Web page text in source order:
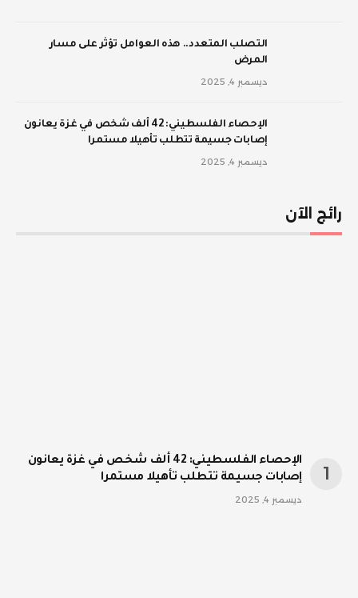
‫التصلب المتعدد.. هذه العوامل تؤثر على مسار
المرض
ديسمبر 4, 2025
الإحصاء الفلسطيني: 42 ألف شخص في غزة يعانون
إصابات جسيمة تتطلب تأهيلا مستمرا
ديسمبر 4, 2025
رائج الآن
الإحصاء الفلسطيني: 42 ألف شخص في غزة يعانون
إصابات جسيمة تتطلب تأهيلا مستمرا
ديسمبر 4, 2025